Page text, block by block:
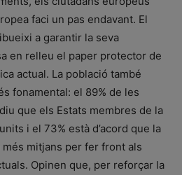
faci un pas endavant. El
a garantir la seva
en relleu el paper protector de
actual. La població també
fonamental: el 89% de les
que els Estats membres de la
i el 73% està d’acord que la
mitjans per fer front als
Opinen que, per reforçar la